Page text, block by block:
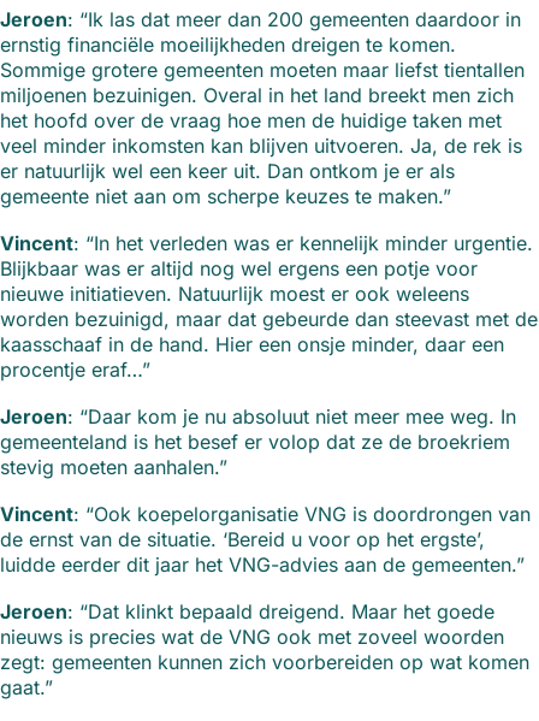
Jeroen: “Ik las dat meer dan 200 gemeenten daardoor in
ernstig financiële moeilijkheden dreigen te komen.
Sommige grotere gemeenten moeten maar liefst tientallen
miljoenen bezuinigen. Overal in het land breekt men zich
het hoofd over de vraag hoe men de huidige taken met
veel minder inkomsten kan blijven uitvoeren. Ja, de rek is
er natuurlijk wel een keer uit. Dan ontkom je er als
gemeente niet aan om scherpe keuzes te maken.”
Vincent: “In het verleden was er kennelijk minder urgentie.
Blijkbaar was er altijd nog wel ergens een potje voor
nieuwe initiatieven. Natuurlijk moest er ook weleens
worden bezuinigd, maar dat gebeurde dan steevast met de
kaasschaaf in de hand. Hier een onsje minder, daar een
procentje eraf…”
Jeroen: “Daar kom je nu absoluut niet meer mee weg. In
gemeenteland is het besef er volop dat ze de broekriem
stevig moeten aanhalen.”
Vincent: “Ook koepelorganisatie VNG is doordrongen van
de ernst van de situatie. ‘Bereid u voor op het ergste’,
luidde eerder dit jaar het VNG-advies aan de gemeenten.”
Jeroen: “Dat klinkt bepaald dreigend. Maar het goede
nieuws is precies wat de VNG ook met zoveel woorden
zegt: gemeenten kunnen zich voorbereiden op wat komen
gaat.”